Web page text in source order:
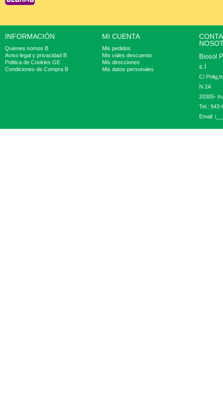
INFORMACIÓN
Quienes somos B
Aviso legal y privacidad B
Politica de Cookies GE
Condiciones de Compra B
MI CUENTA
Mis pedidos
Mis vales descuento
Mis direcciones
Mis datos personales
Biosol
s.l
C/
N 2A
20305-
Tel.: 943-
Email: